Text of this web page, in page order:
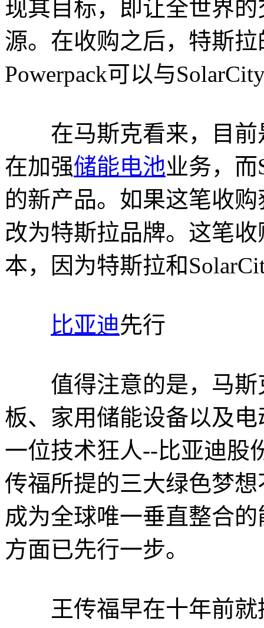
现其目标，即让全世界
源。在收购之后，特斯
Powerpack可以与
在马斯克看来，目前
在加强储能电池业务，
的新产品。如果这笔收
改为特斯拉品牌。这笔
本，因为特斯拉和
比亚迪先行
值得注意的是，马斯
板、家用储能设备以及
一位技术狂人--比亚迪股
传福所提的三大绿色梦
成为全球唯一垂直整合
方面已先行一步。
王传福早在十年前就